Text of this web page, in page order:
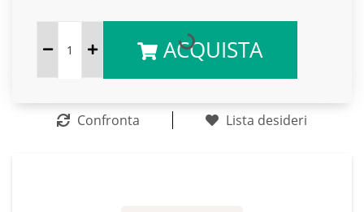
ACQUISTA
Confronta Lista desideri